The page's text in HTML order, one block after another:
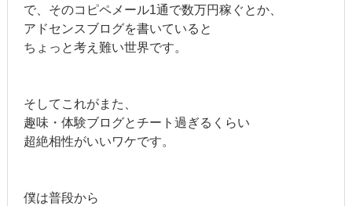
で、そのコピペメール1通で数万円稼ぐとか、
アドセンスブログを書いていると
ちょっと考え難い世界です。
そしてこれがまた、
趣味・体験ブログとチート過ぎるくらい
超絶相性がいいワケです。
僕は普段から